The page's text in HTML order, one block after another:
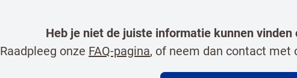
Heb je niet de juiste informatie kunnen
Raadpleeg onze FAQ-pagina, of neem dan contact met